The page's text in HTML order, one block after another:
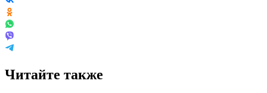
Читайте также